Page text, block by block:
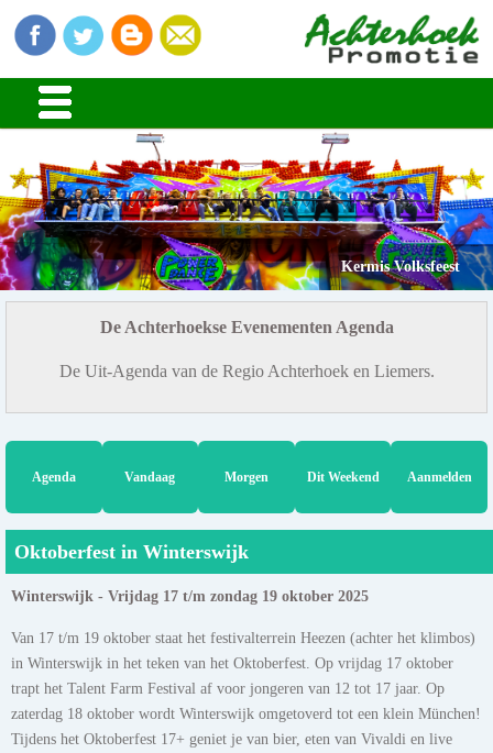
Kermis Volksfeest
De Achterhoekse Evenementen Agenda
De Uit-Agenda van de Regio Achterhoek en Liemers.
Agenda Vandaag Morgen Dit Weekend Aanmelden
Oktoberfest in Winterswijk
Winterswijk - Vrijdag 17 t/m zondag 19 oktober 2025
Van 17 t/m 19 oktober staat het festivalterrein Heezen (achter het klimbos)
in Winterswijk in het teken van het Oktoberfest. Op vrijdag 17 oktober
trapt het Talent Farm Festival af voor jongeren van 12 tot 17 jaar. Op
zaterdag 18 oktober wordt Winterswijk omgetoverd tot een klein München!
Tijdens het Oktoberfest 17+ geniet je van bier, eten van Vivaldi en live